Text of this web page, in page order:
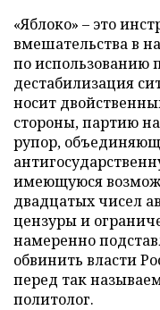
«Яблоко» – это
вмешательства в
по использованию
дестабилизация
носит
стороны, партию
рупор,
имеющуюся
двадцатых чисел
цензуры и
намеренно
обвинить власти
перед так
политолог.